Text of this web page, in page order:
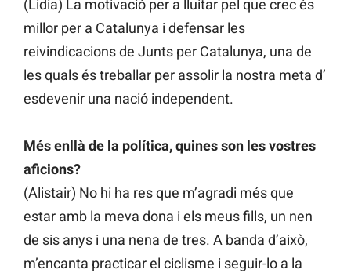
(Lidia) La motivació per a lluitar pel que crec és
millor per a Catalunya i defensar les
reivindicacions de Junts per Catalunya, una de
les quals és treballar per assolir la nostra meta d’
esdevenir una nació independent.
Més enllà de la política, quines son les vostres
aficions?
(Alistair) No hi ha res que m’agradi més que
estar amb la meva dona i els meus fills, un nen
de sis anys i una nena de tres. A banda d’això,
m’encanta practicar el ciclisme i seguir-lo a la